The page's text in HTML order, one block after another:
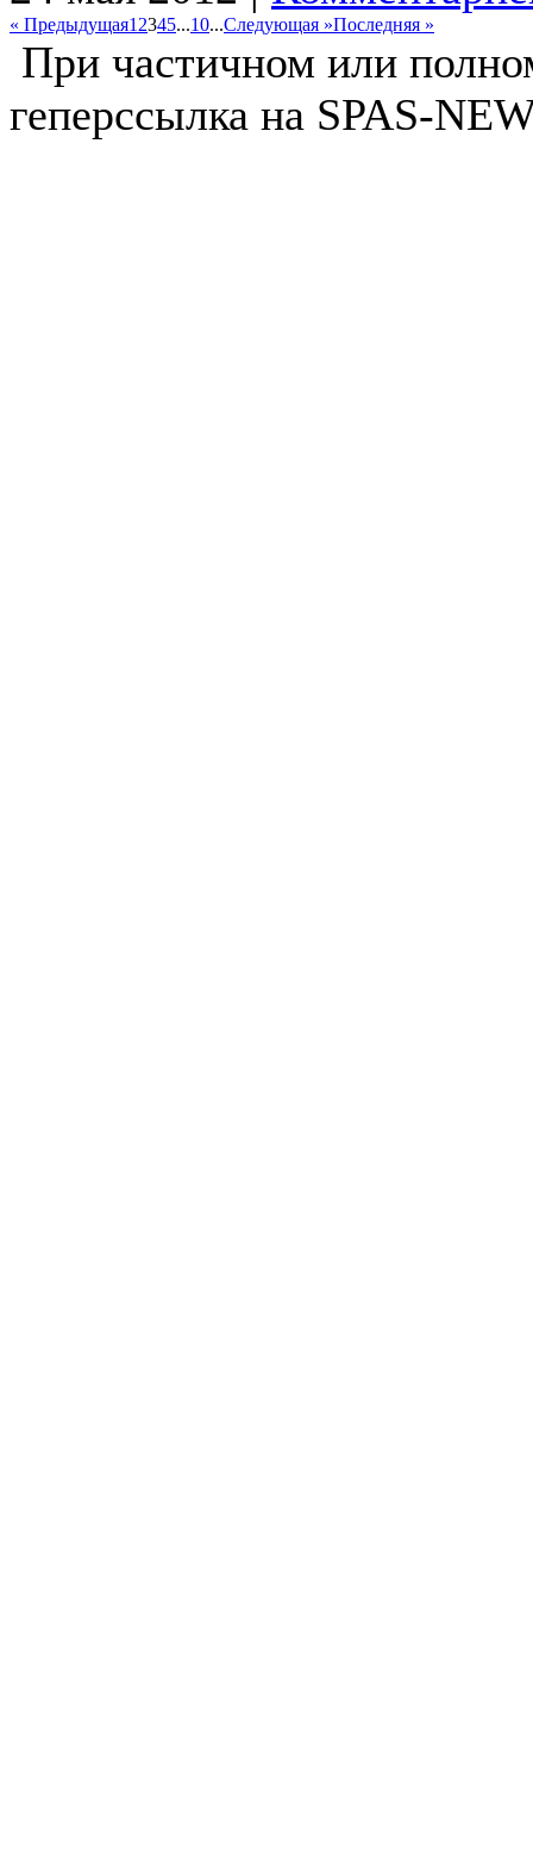
« Предыдущая1 2345...10...Следующая »Последняя »
При частичном или
геперссылка на SPAS-